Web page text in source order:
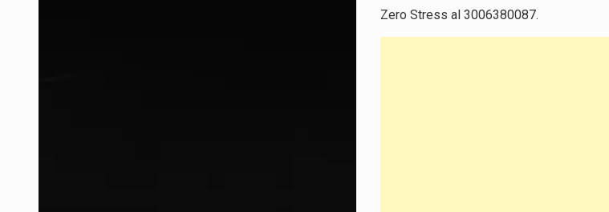
Zero Stress al 3006380087.